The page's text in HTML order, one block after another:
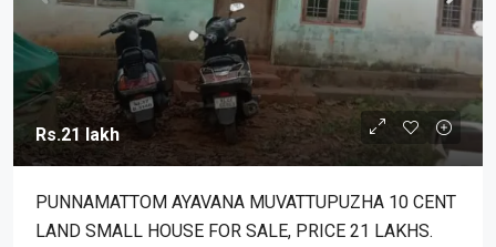
Rs.21 lakh
PUNNAMATTOM AYAVANA MUVATTUPUZHA 10 CENT
LAND SMALL HOUSE FOR SALE, PRICE 21 LAKHS.